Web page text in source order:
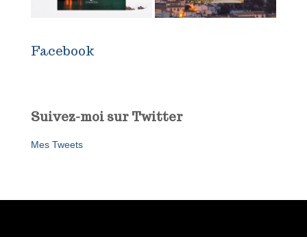
Facebook
Suivez-moi sur Twitter
Mes Tweets